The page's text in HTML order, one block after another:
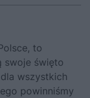
to
swoje święto
wszystkich
powinniśmy